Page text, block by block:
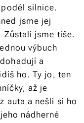
silnice.
jsme jej
Zůstali jsme tiše.
výbuch
a
ho. Ty jo, ten
až je
auta a nešli si ho
nádherné